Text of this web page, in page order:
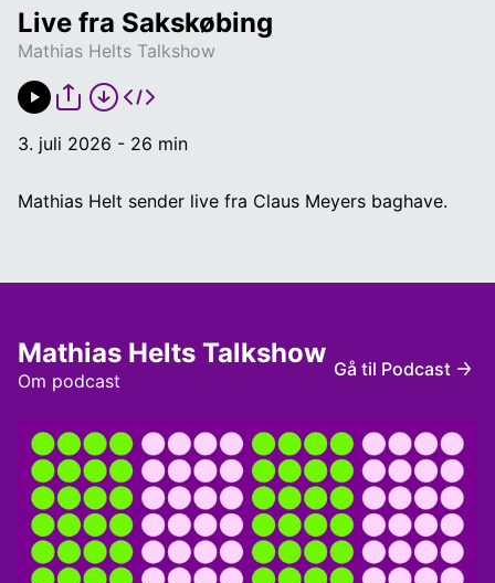
Mathias Helts Talkshow
Live fra Sakskøbing
3. juli 2026 - 26 min
Mathias Helt sender live fra Claus Meyers baghave.
Om podcast
Mathias Helts Talkshow Gå til Podcast